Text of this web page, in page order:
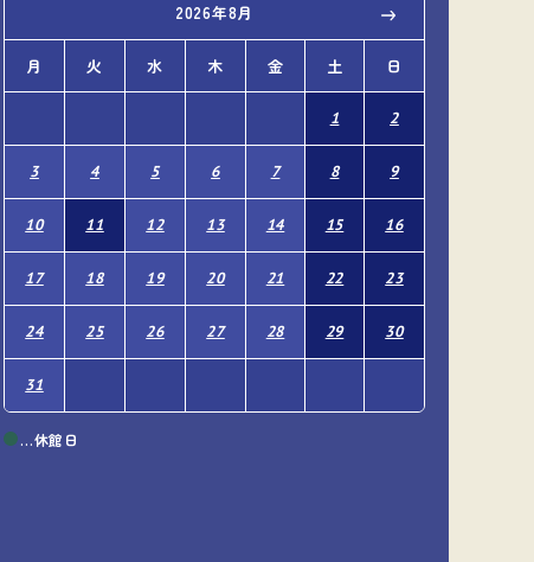
2026年8月
月 火 水 木 金 土 日
1 2
3 4 5 6 7 8 9
10 11 12 13 14 15 16
17 18 19 20 21 22 23
24 25 26 27 28 29 30
31
…休館日